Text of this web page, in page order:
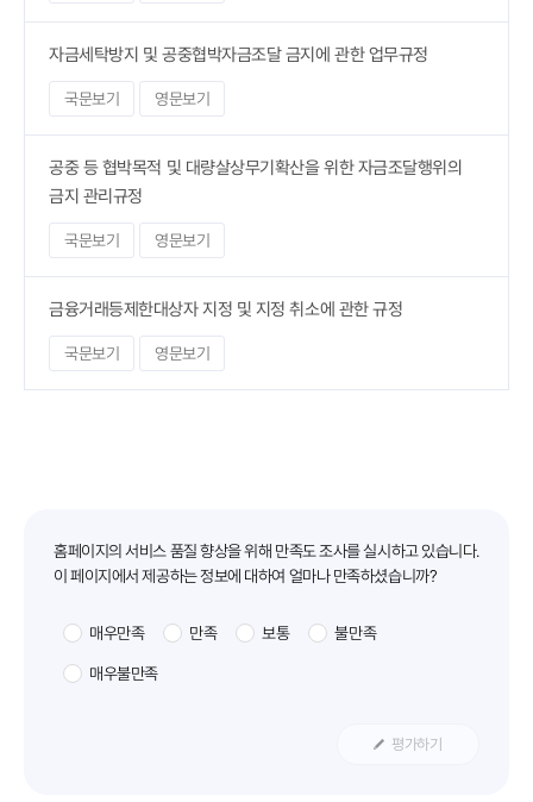
자금세탁방지 및 공중협박자금조달 금지에 관한 업무규정
국문보기 영문보기
공중 등 협박목적 및 대량살상무기확산을 위한 자금조달행위의
금지 관리규정
국문보기 영문보기
금융거래등제한대상자 지정 및 지정 취소에 관한 규정
국문보기 영문보기
홈페이지의 서비스 품질 향상을 위해 만족도 조사를 실시하고 있습니다.
이 페이지에서 제공하는 정보에 대하여 얼마나 만족하셨습니까?
매우만족 만족 보통 불만족
매우불만족
평가하기